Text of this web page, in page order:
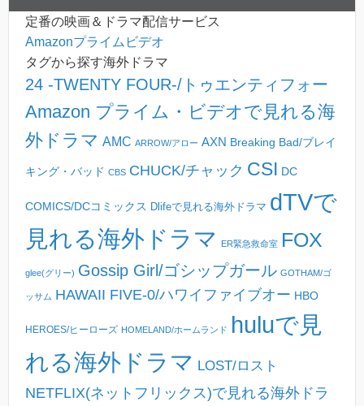
定番の映画＆ドラマ配信サービス
Amazonプライムビデオ
タグから探す海外ドラマ
24 -TWENTY FOUR-/トゥエンティフォー
Amazon プライム・ビデオで見れる海
外ドラマ AMC ARROW/アロー AXN Breaking Bad/ブレイ
キング・バッド CBS CHUCK/チャック CSI DC
COMICS/DCコミックス Dlifeで見れる海外ドラマ dTVで
見れる海外ドラマ
ER緊急救命室 FOX
glee(グリー) Gossip Girl/ゴシップガール GOTHAM/ゴ
ッサム HAWAII FIVE-0/ハワイファイブオー HBO
HEROES/ヒーローズ HOMELAND/ホームランド huluで見
れる海外ドラマ LOST/ロスト
NETFLIX(ネットフリックス)で見れる海外ドラ